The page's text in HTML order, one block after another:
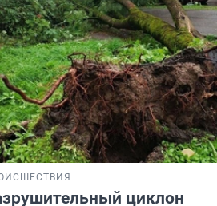
циклон